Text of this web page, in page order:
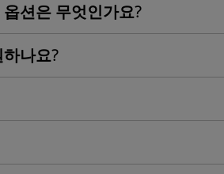
션은 무엇인가요?
나요?